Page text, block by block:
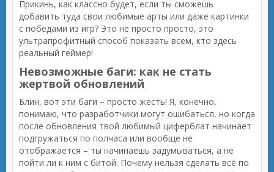
Прикинь, как классно будет, если ты сможешь
добавить туда свои любимые арты или даже картинки
с победами из игр? Это не просто просто, это
ультрапрофитный способ показать всем, кто здесь
реальный геймер!
Невозможные баги: как не стать
жертвой обновлений
Блин, вот эти баги – просто жесть! Я, конечно,
понимаю, что разработчики могут ошибаться, но когда
после обновления твой любимый циферблат начинает
подгружаться по полчаса или вообще не
отображается – ты начинаешь задумываться, а не
пойти ли к ним с битой. Почему нельзя сделать всё по